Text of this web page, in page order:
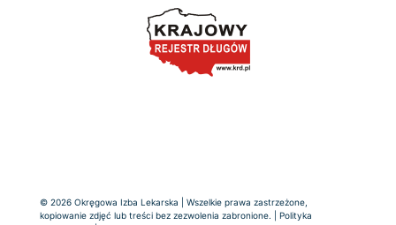
© 2026 Okręgowa Izba Lekarska | Wszelkie prawa zastrzeżone,
kopiowanie zdjęć lub treści bez zezwolenia zabronione. | Polityka